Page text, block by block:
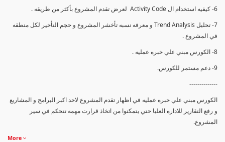
6- كيفيه استخدام ال Activity Code لعرض تقدم المشروع بأكثر من طريقه .
7- تحليل Trend Analysis و معرفه نسبه تأخشر المشروع و حجم التأخير لكل منطقه
في المشروع .
8- الكورس مبني علي خبره عمليه .
9- دعم مستمر للكورس.
--------------
الكورس مبني علي خبره عمليه في اظهار تقدم المشروع لاحد اكبر البرامج و المشاريع
و رفع التقارير للاداره العليا حتي يتمكنوا من اتخاذ قرارت مهمه تتحكم في سير
المشروع.
More